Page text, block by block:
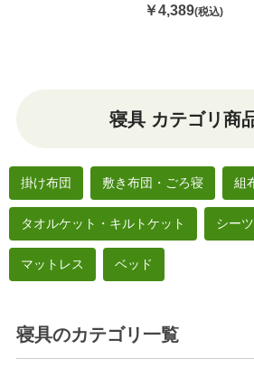
￥4,389(税込)
寝具 カテゴリ商
掛け布団 敷き布団・ごろ寝 組
タオルケット・キルトケット シー
マットレス ベッド
寝具のカテゴリ一覧